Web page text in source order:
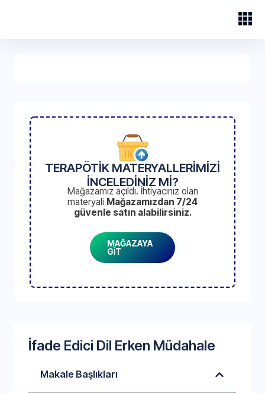
TERAPÖTİK MATERYALLERİMİZİ
İNCELEDİNİZ Mİ?
Mağazamız açıldı. İhtiyacınız olan
materyali Mağazamızdan 7/24
güvenle satın alabilirsiniz.
MAĞAZAYA
GİT
İfade Edici Dil Erken Müdahale
Makale Başlıkları